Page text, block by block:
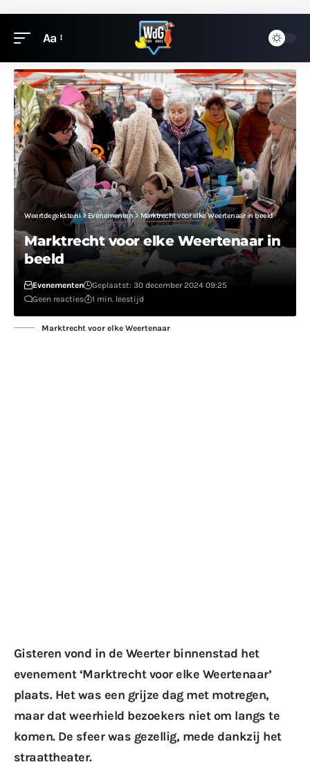
Aa
Weertdegekste.nl>Evenementen>Marktrecht voor elke Weertenaar in beeld
Marktrecht voor elke Weertenaar in
beeld
Evenementen
Geplaatst: 30 december 2024 09:25
Geen reacties
1 min. leestijd
Marktrecht voor elke Weertenaar
Gisteren vond in de Weerter binnenstad het
evenement ‘Marktrecht voor elke Weertenaar’
plaats. Het was een grijze dag met motregen,
maar dat weerhield bezoekers niet om langs te
komen. De sfeer was gezellig, mede dankzij het
straattheater.